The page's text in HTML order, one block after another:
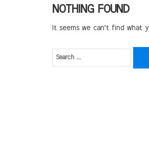
NOTHING FOUND
It seems we can’t find what